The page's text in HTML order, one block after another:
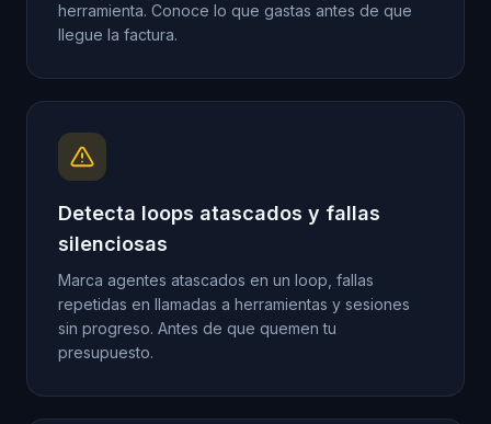
herramienta. Conoce lo que gastas antes de que
llegue la factura.
Detecta loops atascados y fallas
silenciosas
Marca agentes atascados en un loop, fallas
repetidas en llamadas a herramientas y sesiones
sin progreso. Antes de que quemen tu
presupuesto.